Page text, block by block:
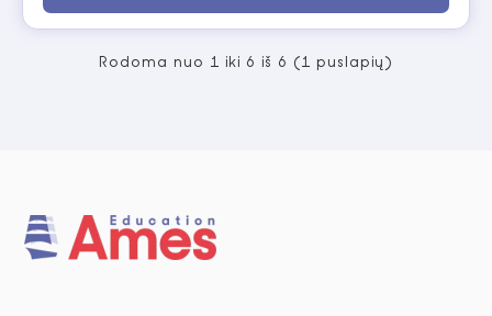
Rodoma nuo 1 iki 6 iš 6 (1 puslapių)